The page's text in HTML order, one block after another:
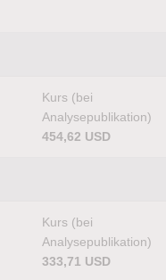
Kurs (bei
Analysepublikation)
454,62 USD
Kurs (bei
Analysepublikation)
333,71 USD